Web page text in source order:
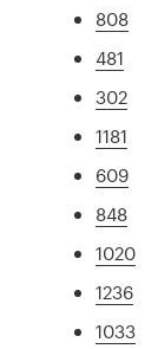
808
481
302
1181
609
848
1020
1236
1033